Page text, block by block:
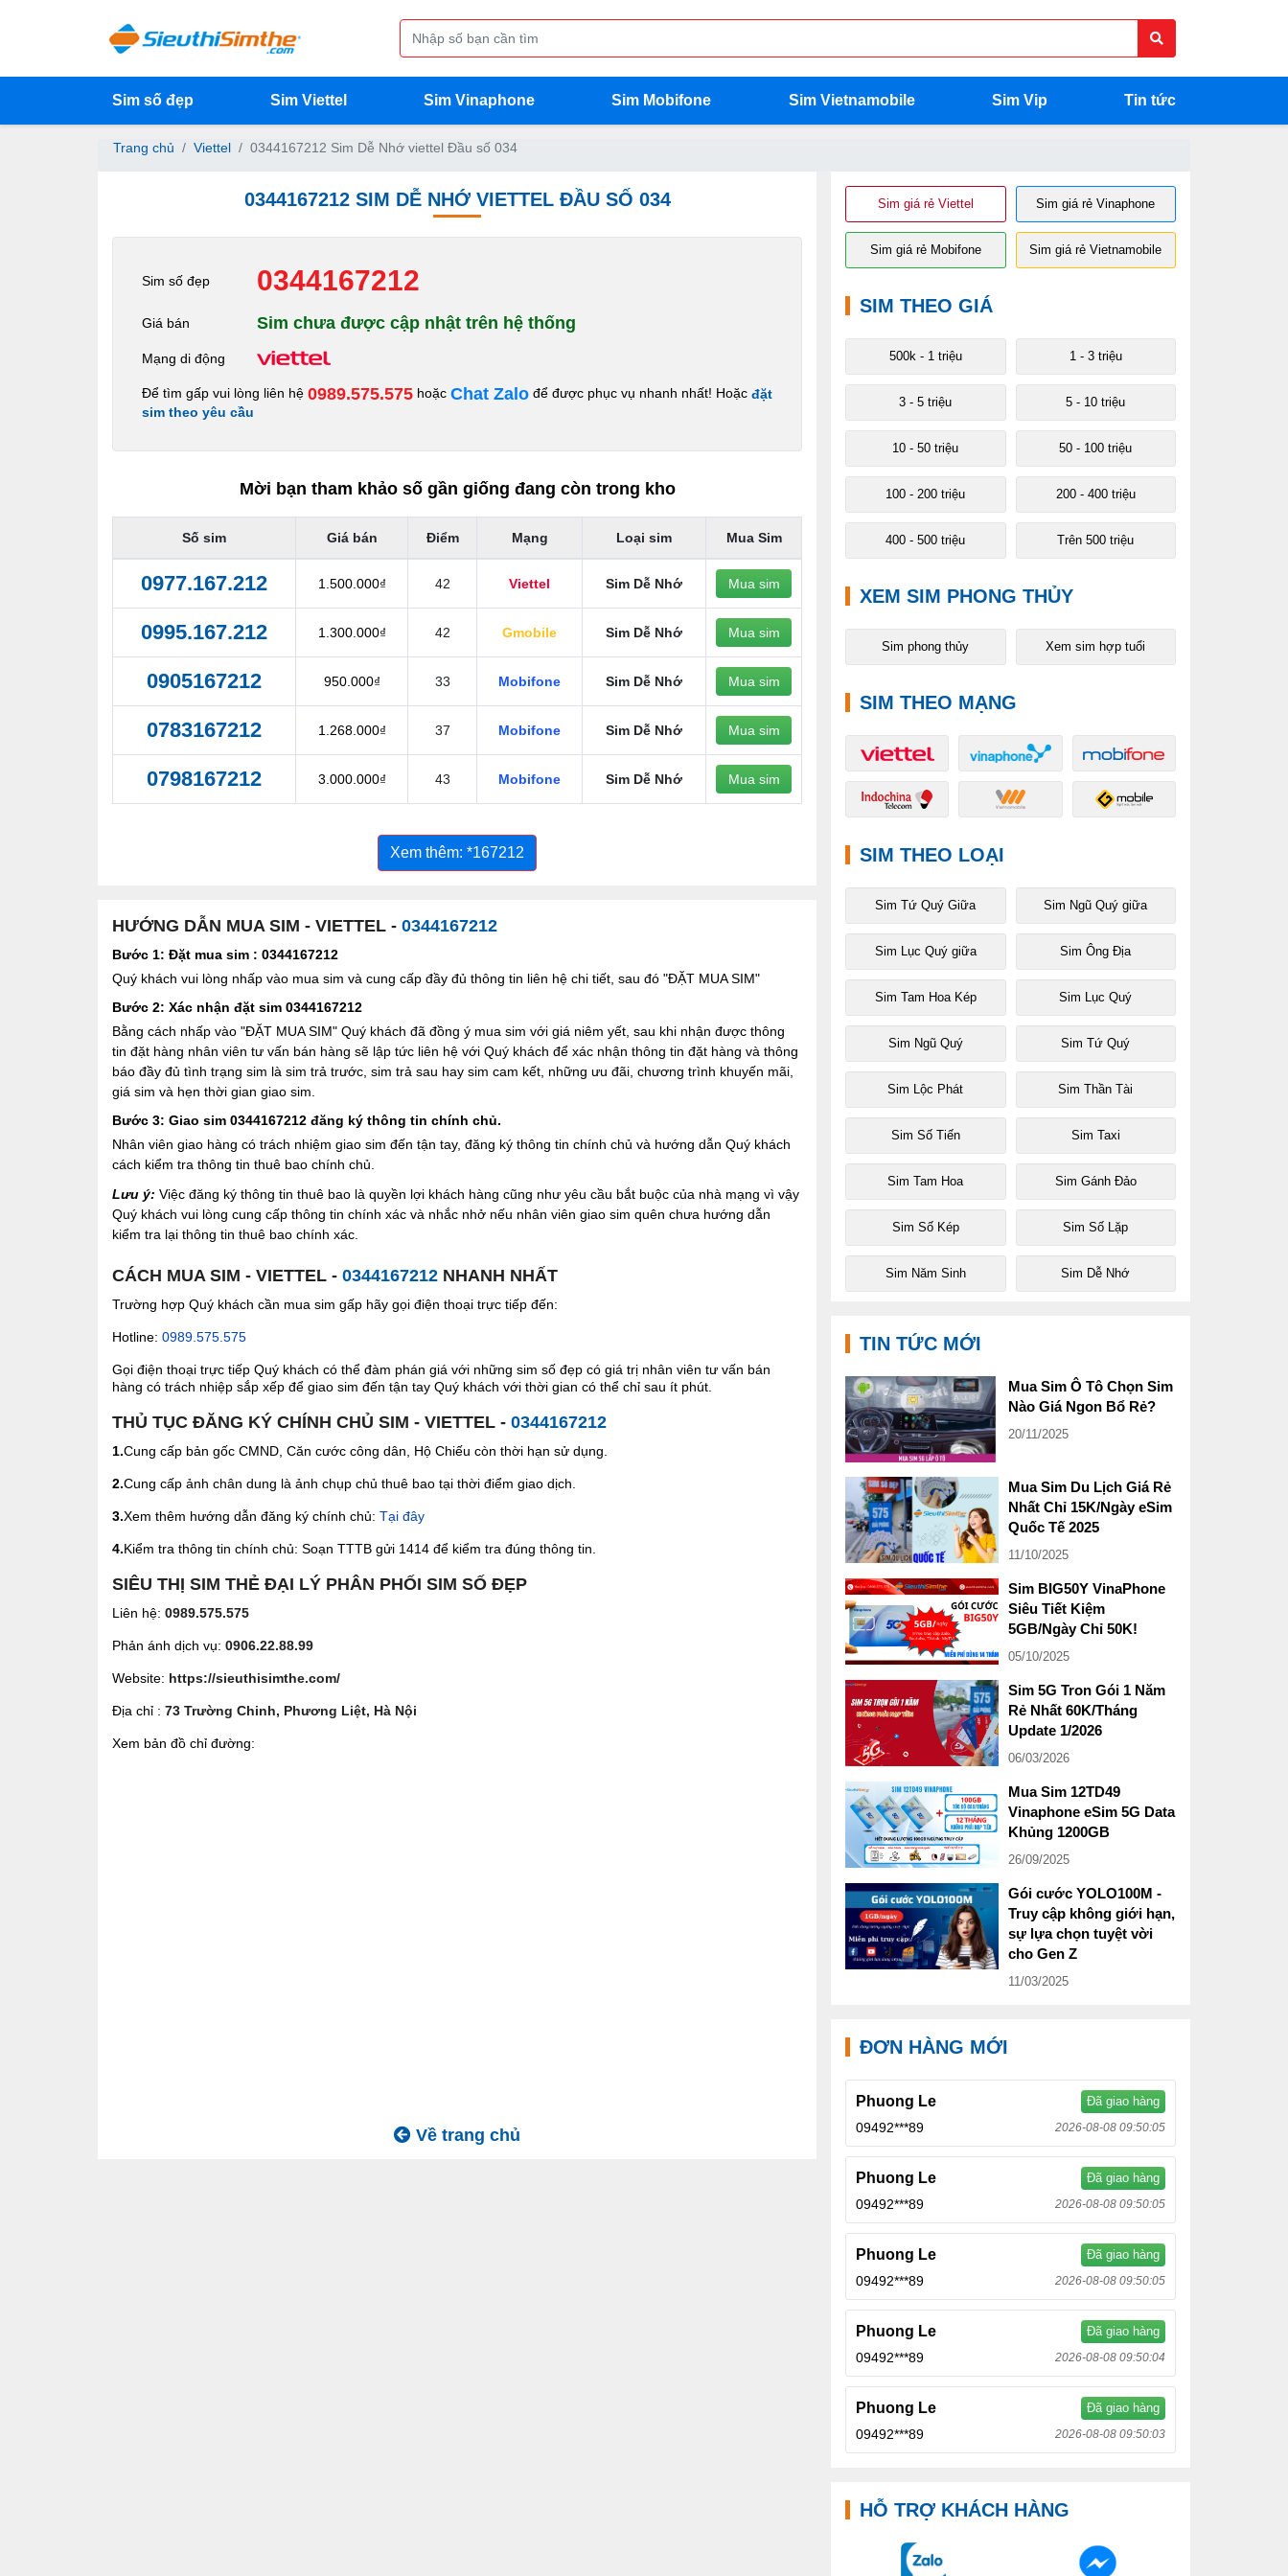
Sim số đẹp Sim Viettel Sim Vinaphone Sim Mobifone Sim Vietnamobile Sim Vip Tin tức
Trang chủ Viettel 0344167212 Sim Dễ Nhớ viettel Đầu số 034
0344167212 SIM DỄ NHỚ VIETTEL ĐẦU SỐ 034
Sim số đẹp 0344167212
Giá bán Sim chưa được cập nhật trên hệ thống
Mạng di động
Để tìm gấp vui lòng liên hệ 0989.575.575 hoặc Chat Zalo để được phục vụ nhanh nhất! Hoặc đặt
sim theo yêu cầu
Mời bạn tham khảo số gần giống đang còn trong kho
Số sim Giá bán Điểm Mạng Loại sim Mua Sim
0977.167.212 1.500.000₫ 42 Viettel Sim Dễ Nhớ Mua sim
0995.167.212 1.300.000₫ 42 Gmobile Sim Dễ Nhớ Mua sim
0905167212 950.000₫ 33 Mobifone Sim Dễ Nhớ Mua sim
0783167212 1.268.000₫ 37 Mobifone Sim Dễ Nhớ Mua sim
0798167212 3.000.000₫ 43 Mobifone Sim Dễ Nhớ Mua sim
Xem thêm: *167212
HƯỚNG DẪN MUA SIM - VIETTEL - 0344167212
Bước 1: Đặt mua sim : 0344167212
Quý khách vui lòng nhấp vào mua sim và cung cấp đầy đủ thông tin liên hệ chi tiết, sau đó "ĐẶT MUA SIM"
Bước 2: Xác nhận đặt sim 0344167212
Bằng cách nhấp vào "ĐẶT MUA SIM" Quý khách đã đồng ý mua sim với giá niêm yết, sau khi nhận được thông
tin đặt hàng nhân viên tư vấn bán hàng sẽ lập tức liên hệ với Quý khách để xác nhận thông tin đặt hàng và thông
báo đầy đủ tình trạng sim là sim trả trước, sim trả sau hay sim cam kết, những ưu đãi, chương trình khuyến mãi,
giá sim và hẹn thời gian giao sim.
Bước 3: Giao sim 0344167212 đăng ký thông tin chính chủ.
Nhân viên giao hàng có trách nhiệm giao sim đến tận tay, đăng ký thông tin chính chủ và hướng dẫn Quý khách
cách kiểm tra thông tin thuê bao chính chủ.
Lưu ý: Việc đăng ký thông tin thuê bao là quyền lợi khách hàng cũng như yêu cầu bắt buộc của nhà mạng vì vậy
Quý khách vui lòng cung cấp thông tin chính xác và nhắc nhở nếu nhân viên giao sim quên chưa hướng dẫn
kiểm tra lại thông tin thuê bao chính xác.
CÁCH MUA SIM - VIETTEL - 0344167212 NHANH NHẤT
Trường hợp Quý khách cần mua sim gấp hãy gọi điện thoại trực tiếp đến:
Hotline: 0989.575.575
Gọi điện thoại trực tiếp Quý khách có thể đàm phán giá với những sim số đẹp có giá trị nhân viên tư vấn bán
hàng có trách nhiệp sắp xếp để giao sim đến tận tay Quý khách với thời gian có thể chỉ sau ít phút.
THỦ TỤC ĐĂNG KÝ CHÍNH CHỦ SIM - VIETTEL - 0344167212
1.Cung cấp bản gốc CMND, Căn cước công dân, Hộ Chiếu còn thời hạn sử dụng.
2.Cung cấp ảnh chân dung là ảnh chụp chủ thuê bao tại thời điểm giao dịch.
3.Xem thêm hướng dẫn đăng ký chính chủ: Tại đây
4.Kiểm tra thông tin chính chủ: Soạn TTTB gửi 1414 để kiểm tra đúng thông tin.
SIÊU THỊ SIM THẺ ĐẠI LÝ PHÂN PHỐI SIM SỐ ĐẸP
Liên hệ: 0989.575.575
Phản ánh dịch vụ: 0906.22.88.99
Website: https://sieuthisimthe.com/
Địa chỉ : 73 Trường Chinh, Phương Liệt, Hà Nội
Xem bản đồ chỉ đường:
Về trang chủ
Sim giá rẻ Viettel Sim giá rẻ Vinaphone
Sim giá rẻ Mobifone Sim giá rẻ Vietnamobile
SIM THEO GIÁ
500k - 1 triệu 1 - 3 triệu
3 - 5 triệu 5 - 10 triệu
10 - 50 triệu 50 - 100 triệu
100 - 200 triệu 200 - 400 triệu
400 - 500 triệu Trên 500 triệu
XEM SIM PHONG THỦY
Sim phong thủy Xem sim hợp tuổi
SIM THEO MẠNG
SIM THEO LOẠI
Sim Tứ Quý Giữa Sim Ngũ Quý giữa
Sim Lục Quý giữa Sim Ông Địa
Sim Tam Hoa Kép Sim Lục Quý
Sim Ngũ Quý Sim Tứ Quý
Sim Lộc Phát Sim Thần Tài
Sim Số Tiến Sim Taxi
Sim Tam Hoa Sim Gánh Đảo
Sim Số Kép Sim Số Lặp
Sim Năm Sinh Sim Dễ Nhớ
TIN TỨC MỚI
Mua Sim Ô Tô Chọn Sim
Nào Giá Ngon Bổ Rẻ?
20/11/2025
Mua Sim Du Lịch Giá Rẻ
Nhất Chỉ 15K/Ngày eSim
Quốc Tế 2025
11/10/2025
Sim BIG50Y VinaPhone
Siêu Tiết Kiệm
5GB/Ngày Chỉ 50K!
05/10/2025
Sim 5G Tron Gói 1 Năm
Rẻ Nhất 60K/Tháng
Update 1/2026
06/03/2026
Mua Sim 12TD49
Vinaphone eSim 5G Data
Khủng 1200GB
26/09/2025
Gói cước YOLO100M -
Truy cập không giới hạn,
sự lựa chọn tuyệt vời
cho Gen Z
11/03/2025
ĐƠN HÀNG MỚI
Phuong Le Đã giao hàng
09492***89 2026-08-08 09:50:05
Phuong Le Đã giao hàng
09492***89 2026-08-08 09:50:05
Phuong Le Đã giao hàng
09492***89 2026-08-08 09:50:05
Phuong Le Đã giao hàng
09492***89 2026-08-08 09:50:04
Phuong Le Đã giao hàng
09492***89 2026-08-08 09:50:03
HỖ TRỢ KHÁCH HÀNG